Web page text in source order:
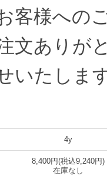
客様への
文ありが
いたしま
4y
8,400円(税込9,240円)
在庫なし